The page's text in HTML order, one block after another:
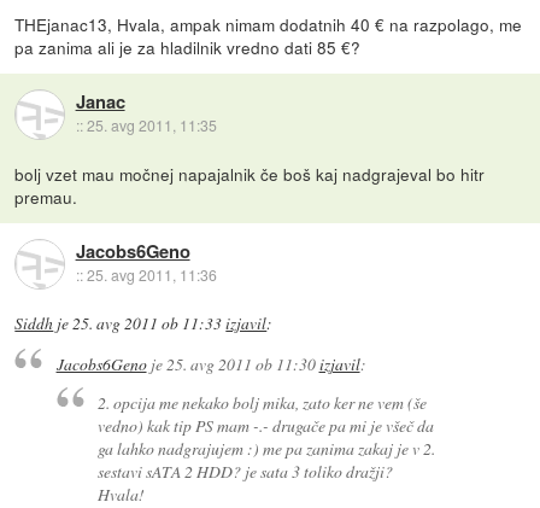
THEjanac13, Hvala, ampak nimam dodatnih 40 € na razpolago, me
pa zanima ali je za hladilnik vredno dati 85 €?
Janac
::25. avg 2011, 11:35
bolj vzet mau močnej napajalnik če boš kaj nadgrajeval bo hitr
premau.
Jacobs6Geno
::25. avg 2011, 11:36
Siddh je25. avg 2011 ob 11:33izjavil:
Jacobs6Genoje 25. avg 2011 ob 11:30izjavil:
2. opcija me nekako bolj mika, zato ker ne vem (še
vedno) kak tip PS mam -.- drugače pa mi je všeč da
ga lahko nadgrajujem :) me pa zanima zakaj je v 2.
sestavi sATA 2 HDD? je sata 3 toliko dražji?
Hvala!